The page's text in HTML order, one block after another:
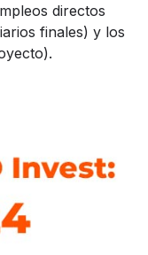
directos
finales) y los